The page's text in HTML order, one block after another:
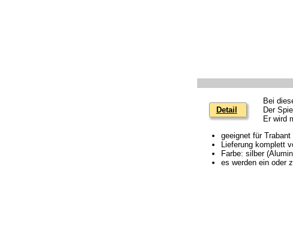
Detail
Bei
Der
Er wird
geeignet für Trabant
Lieferung komplett
Farbe: silber
es werden ein oder